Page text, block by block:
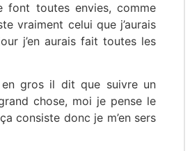
toutes envies, comme
vraiment celui que j’aurais
j’en aurais fait toutes les
gros il dit que suivre un
chose, moi je pense le
consiste donc je m’en sers